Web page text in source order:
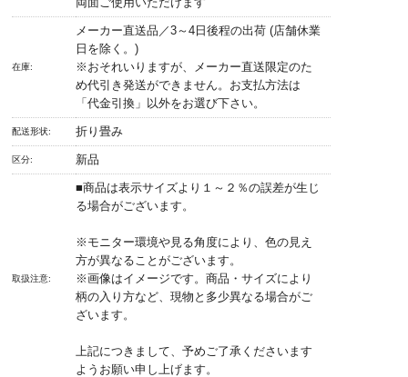
在庫:
メーカー直送品／3～4日後程の出荷 (店舗休業
日を除く。)
※おそれいりますが、メーカー直送限定のた
め代引き発送ができません。お支払方法は
「代金引換」以外をお選び下さい。
配送形状: 折り畳み
区分: 新品
取扱注意:
■商品は表示サイズより１～２％の誤差が生じ
る場合がございます。
※モニター環境や見る角度により、色の見え
方が異なることがございます。
※画像はイメージです。商品・サイズにより
柄の入り方など、現物と多少異なる場合がご
ざいます。
上記につきまして、予めご了承くださいます
ようお願い申し上げます。